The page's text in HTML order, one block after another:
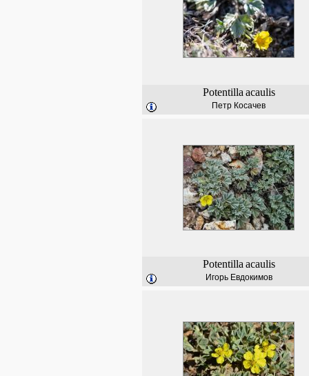
Potentilla acaulis
Петр Косачев
Potentilla acaulis
Игорь Евдокимов